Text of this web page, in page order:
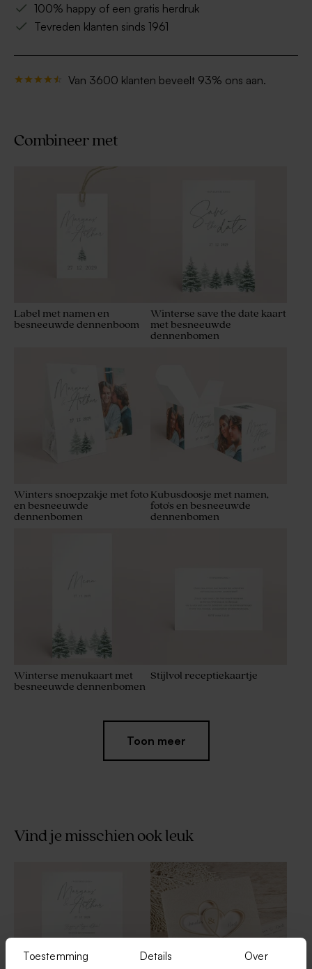
Toestemming Details Over
100% happy of een gratis herdruk
Tevreden klanten sinds 1961
Van 3600 klanten beveelt 93% ons aan.
Combineer met
Label met namen en
besneeuwde dennenboom
Winterse save the date kaart
met besneeuwde
dennenbomen
Winters snoepzakje met foto
en besneeuwde
dennenbomen
Kubusdoosje met namen,
foto's en besneeuwde
dennenbomen
Winterse menukaart met
besneeuwde dennenbomen
Stijlvol receptiekaartje
Ronde sticker met jullie
namen en datum (3,7 cm)
Toon meer
Vind je misschien ook leuk